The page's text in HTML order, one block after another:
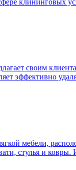
своим
эффективно
мебели,
стулья и